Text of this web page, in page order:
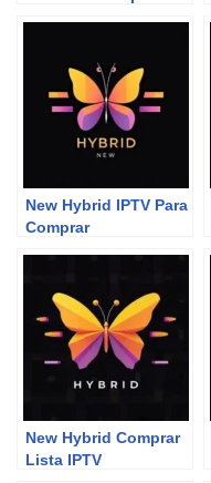
New Hybrid IPTV Para
Comprar
New Hybrid Comprar
Lista IPTV